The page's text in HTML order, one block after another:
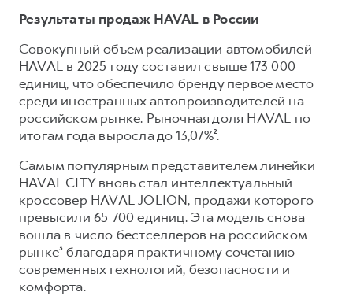
Результаты продаж HAVAL в России
Совокупный объем реализации автомобилей
HAVAL в 2025 году составил свыше 173 000
единиц, что обеспечило бренду первое место
среди иностранных автопроизводителей на
российском рынке. Рыночная доля HAVAL по
итогам года выросла до 13,07%².
Самым популярным представителем линейки
HAVAL CITY вновь стал интеллектуальный
кроссовер HAVAL JOLION, продажи которого
превысили 65 700 единиц. Эта модель снова
вошла в число бестселлеров на российском
рынке³ благодаря практичному сочетанию
современных технологий, безопасности и
комфорта.